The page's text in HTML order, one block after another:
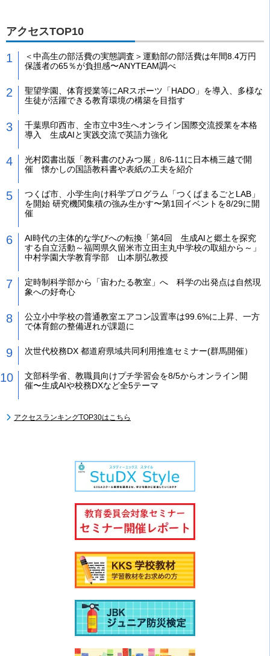
アクセスTOP10
＜中高生の部活費の実態調査＞運動部の部活費は年間8.4万円
保護者の65％が負担感〜ANYTEAM調べ
聖望学園、体育授業等にARスポーツ「HADO」を導入、多様な
生徒が活躍できる教育環境の構築を目指す
千葉県印西市、全市立中3生へオンライン国際交流授業を本格
導入 生成AIと実践交流で英語力強化
光村図書出版「教科書のひみつ展」8/6-11に日本橋三越で開
催 懐かしの国語教科書や表紙の工夫を紹介
つくば市、小学生向け科学プログラム「つくばまるごとLAB」
を開始 研究機関集積の強み生かす〜第1回イベントを8/29に開
催
AI時代の主体的な学びへの転換「第4回 生成AIと郷土を探究
する自立活動～福岡県久留米市立田主丸中学校の取組から～」
中村学園大学教育学部 山本朋弘教授
定時制科学部から「宙わたる教室」へ 科学の出発点は自然現
象への好奇心
公立小中学校の普通教室エアコン設置率は99.6%に上昇、一方
で体育館の整備遅れが課題に
次世代校務DX 都道府県域共同利用推進セミナー(群馬開催）
文部科学省、教職員向けプチ学習会を8/5からオンライン開
催〜生成AIや校務DXなど全5テーマ
アクセスランキングTOP30はこちら